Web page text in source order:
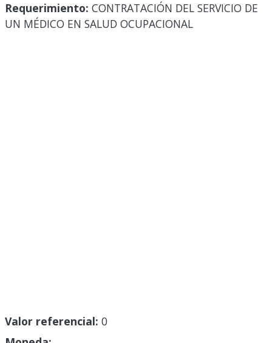
Requerimiento: CONTRATACIÓN DEL SERVICIO DE
UN MÉDICO EN SALUD OCUPACIONAL
Valor referencial: 0